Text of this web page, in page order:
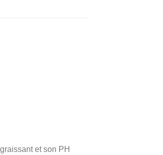
et son PH